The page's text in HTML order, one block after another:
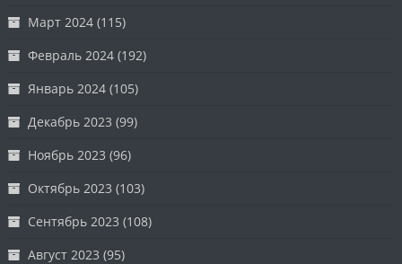
Март 2024 (115)
Февраль 2024 (192)
Январь 2024 (105)
Декабрь 2023 (99)
Ноябрь 2023 (96)
Октябрь 2023 (103)
Сентябрь 2023 (108)
Август 2023 (95)